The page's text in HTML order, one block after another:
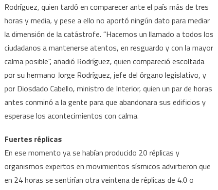
Rodríguez, quien tardó en comparecer ante el país más de tres
horas y media, y pese a ello no aportó ningún dato para mediar
la dimensión de la catástrofe. “Hacemos un llamado a todos los
ciudadanos a mantenerse atentos, en resguardo y con la mayor
calma posible”, añadió Rodríguez, quien compareció escoltada
por su hermano Jorge Rodríguez, jefe del órgano legislativo, y
por Diosdado Cabello, ministro de Interior, quien un par de horas
antes conminó a la gente para que abandonara sus edificios y
esperase los acontecimientos con calma.
Fuertes réplicas
En ese momento ya se habían producido 20 réplicas y
organismos expertos en movimientos sísmicos advirtieron que
en 24 horas se sentirían otra veintena de réplicas de 4.0 o